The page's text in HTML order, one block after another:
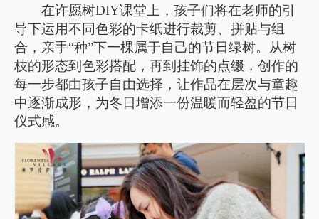
在许愿树DIY课堂上，孩子们将在老师的引
导下运用不同色彩的卡纸进行裁剪、拼贴与组
合，亲手“种”下一棵属于自己的节日绿树。从树
枝的形态到色彩搭配，再到挂饰的点缀，创作的
每一步都由孩子自由选择，让作品在层次与童趣
中逐渐成形，为冬日增添一份温暖而轻盈的节日
仪式感。